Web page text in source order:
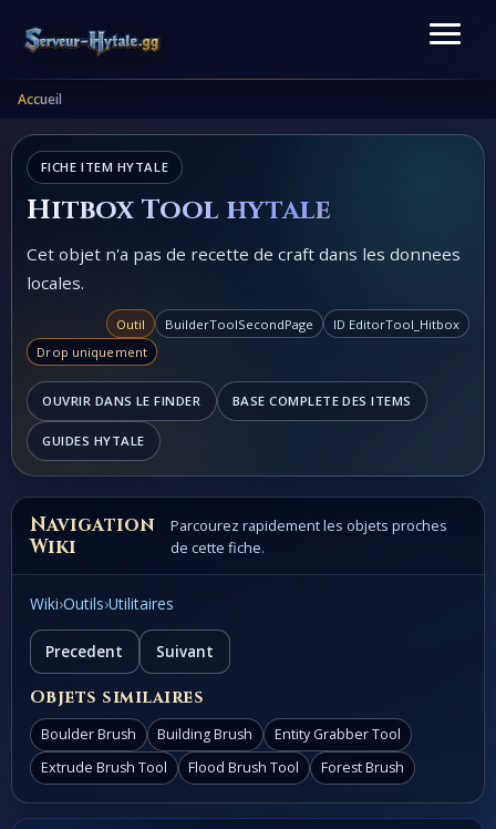
Accueil
FICHE ITEM HYTALE
Hitbox Tool hytale
Cet objet n'a pas de recette de craft dans les donnees
locales.
Outil BuilderToolSecondPage
ID EditorTool_Hitbox
Drop uniquement
OUVRIR DANS LE FINDER BASE COMPLETE DES ITEMS
GUIDES HYTALE
Navigation
Wiki
Parcourez rapidement les objets proches
de cette fiche.
Wiki›Outils›Utilitaires
Precedent Suivant
Objets similaires
Boulder Brush Building Brush
Entity Grabber Tool
Extrude Brush Tool
Flood Brush Tool Forest Brush